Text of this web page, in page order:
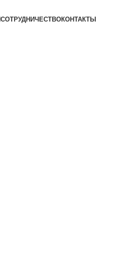
СОТРУДНИЧЕСТВОКОНТАКТЫ